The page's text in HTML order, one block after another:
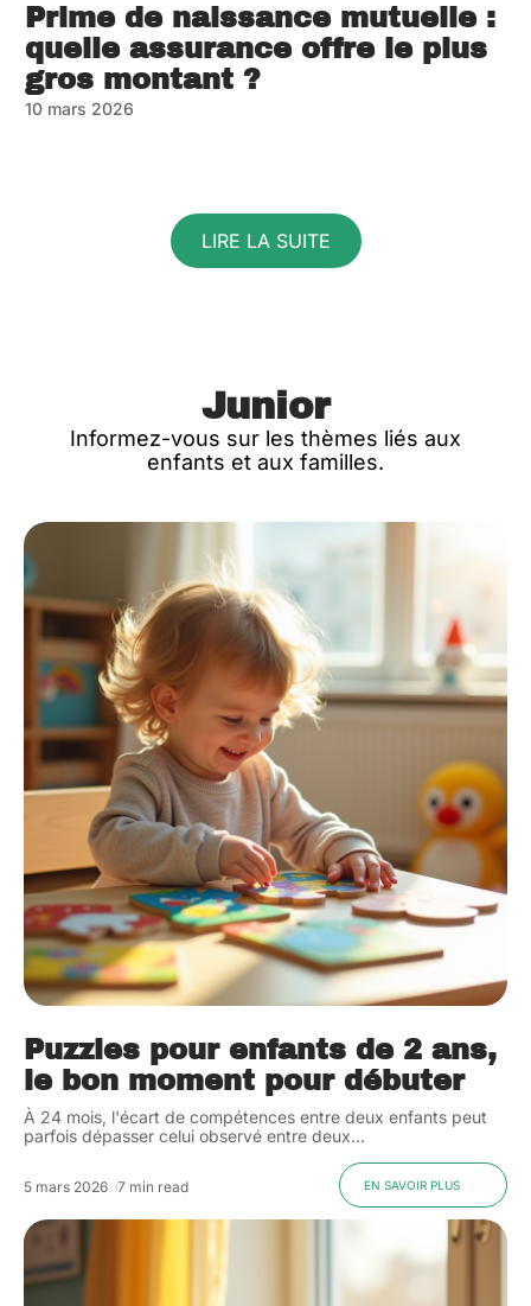
Prime de naissance mutuelle :
quelle assurance offre le plus
gros montant ?
10 mars 2026
LIRE LA SUITE
Junior
Informez-vous sur les thèmes liés aux
enfants et aux familles.
Puzzles pour enfants de 2 ans,
le bon moment pour débuter
À 24 mois, l'écart de compétences entre deux enfants peut
parfois dépasser celui observé entre deux…
5 mars 2026 7 min read EN SAVOIR PLUS